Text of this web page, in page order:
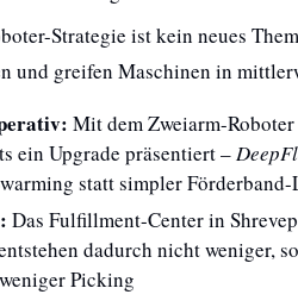
Strategie ist kein neues
und greifen Maschinen in
Mit dem Zweiarm-Roboter
ein Upgrade präsentiert –
statt simpler
Das Fulfillment-Center in
dadurch nicht weniger,
Picking